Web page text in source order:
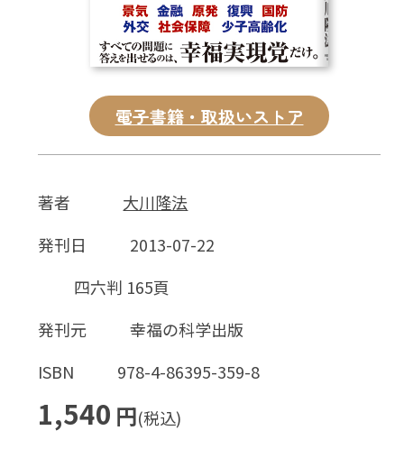
外国語
電子書籍・取扱いストア
著者
大川隆法
発刊日
2013-07-22
四六判 165頁
発刊元
幸福の科学出版
ISBN
978-4-86395-359-8
1,540 円(税込)